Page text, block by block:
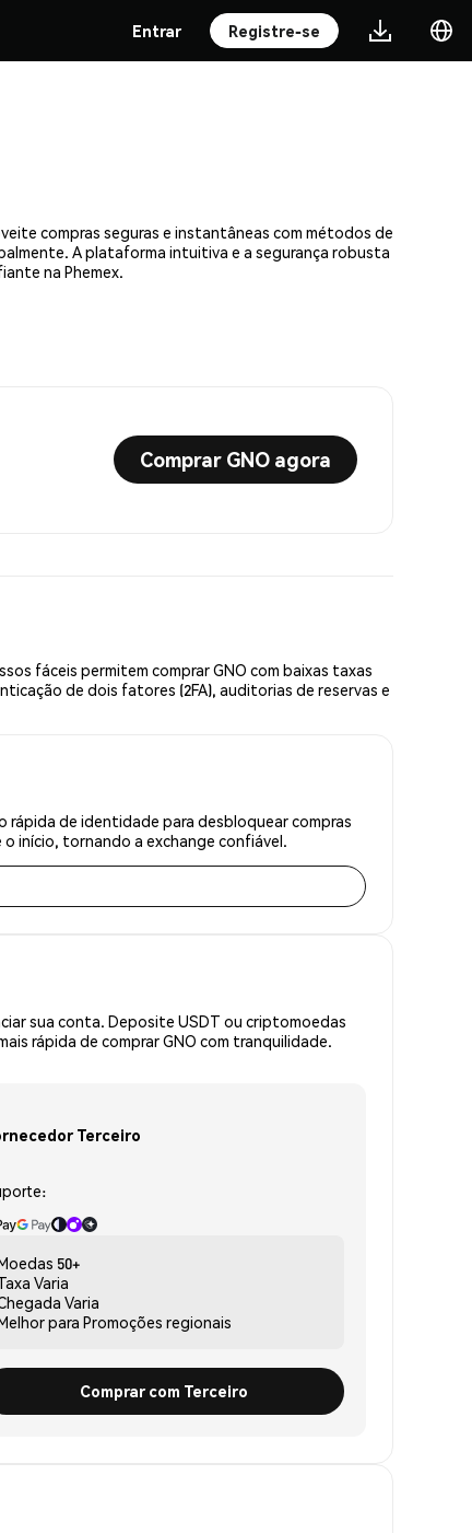
Entrar Registre-se
compras seguras e instantâneas com métodos de
A plataforma intuitiva e a segurança robusta
na Phemex.
Comprar GNO agora
fáceis permitem comprar GNO com baixas taxas
de dois fatores (2FA), auditorias de reservas e
rápida de identidade para desbloquear compras
início, tornando a exchange confiável.
sua conta. Deposite USDT ou criptomoedas
rápida de comprar GNO com tranquilidade.
Terceiro
50+
Varia
Varia
para Promoções regionais
Comprar com Terceiro